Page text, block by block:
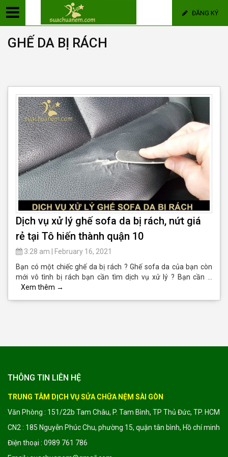
ĐĂNG KÝ
GHẾ DA BỊ RÁCH
Dịch vụ xử lý ghế sofa da bị rách, nứt giá
rẻ tại Tô hiến thành quận 10
3:28 am
February 16, 2021
Bạn có một chiếc ghế da bị rách ? Ghế sofa da của bạn còn
mới vô tình bị rách bạn cần tìm dịch vụ xử lý ? Bạn cần …
Xem thêm →
THÔNG TIN LIÊN HỆ
TRUNG TÂM DỊCH VỤ SỬA CHỮA NỆM SÀI GÒN
Văn Phòng : 151/22b Tam Châu, P. Tam Bình, TP Thủ Đức, TP. HCM
CN2 : 185 Nguyễn Phúc Chu, phường 15, quận tân bình, Hồ chí minh
Điện thoại : 0989 761 786